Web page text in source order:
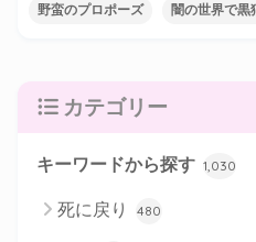
野蛮のプロポーズ 闇の世界で黒
カテゴリー
キーワードから探す 1,030
死に戻り 480